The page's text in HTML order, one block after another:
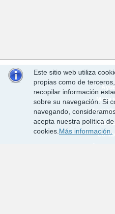
Este sitio web utiliza
propias como de
recopilar información
sobre su navegación. Si
navegando,
acepta nuestra política de
cookies. Más información.
Mapa
Aviso